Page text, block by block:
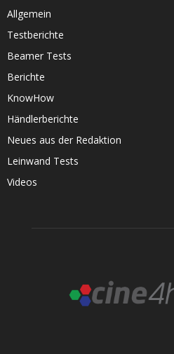
Allgemein
Testberichte
Beamer Tests
Berichte
KnowHow
Händlerberichte
Neues aus der Redaktion
Leinwand Tests
Videos